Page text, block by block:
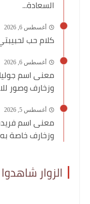
السعادة...
أغسطس 6, 2026
كلام حب
أغسطس 6, 2026
معنى اسم
وزخارف وصور
أغسطس 5, 2026
معنى اسم
وزخارف خاصة به
الزوار